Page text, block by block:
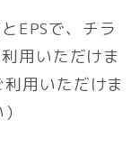
EPSで、チラ
用いただけま
用いただけま